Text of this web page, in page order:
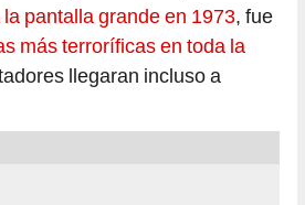
pantalla grande en 1973, fue
más terroríficas en toda la
llegaran incluso a